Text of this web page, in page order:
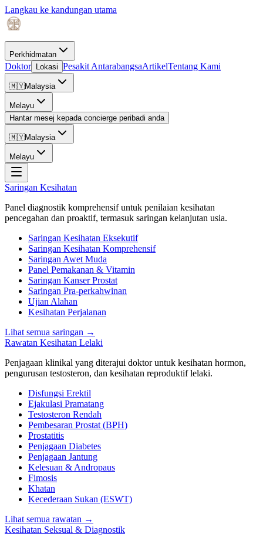
Langkau ke kandungan utama
Perkhidmatan
Doktor Lokasi Pesakit AntarabangsaArtikelTentang Kami
🇲🇾Malaysia
Melayu
Hantar mesej kepada concierge peribadi anda
🇲🇾Malaysia
Melayu
Saringan Kesihatan
Panel diagnostik komprehensif untuk penilaian kesihatan
pencegahan dan proaktif, termasuk saringan kelanjutan usia.
Saringan Kesihatan Eksekutif
Saringan Kesihatan Komprehensif
Saringan Awet Muda
Panel Pemakanan & Vitamin
Saringan Kanser Prostat
Saringan Pra-perkahwinan
Ujian Alahan
Kesihatan Perjalanan
Lihat semua saringan →
Rawatan Kesihatan Lelaki
Penjagaan klinikal yang diterajui doktor untuk kesihatan hormon,
pengurusan testosteron, dan kesihatan reproduktif lelaki.
Disfungsi Erektil
Ejakulasi Pramatang
Testosteron Rendah
Pembesaran Prostat (BPH)
Prostatitis
Penjagaan Diabetes
Penjagaan Jantung
Kelesuan & Andropaus
Fimosis
Khatan
Kecederaan Sukan (ESWT)
Lihat semua rawatan →
Kesihatan Seksual & Diagnostik